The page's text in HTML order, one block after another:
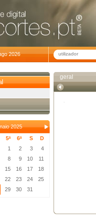
2026
2025
5ª 6ª S
D
1
2 3
4
8 9 10
11
15 16 17
18
22 23 24
25
29 30 31
geral